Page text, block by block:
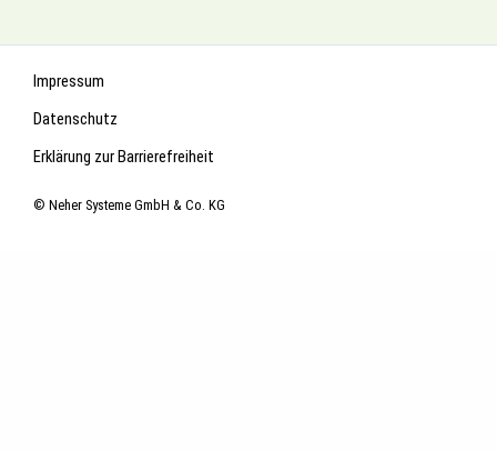
Impressum
Datenschutz
Erklärung zur Barrierefreiheit
© Neher Systeme GmbH & Co. KG